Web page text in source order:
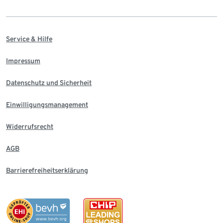
Service & Hilfe
Impressum
Datenschutz und Sicherheit
Einwilligungsmanagement
Widerrufsrecht
AGB
Barrierefreiheitserklärung